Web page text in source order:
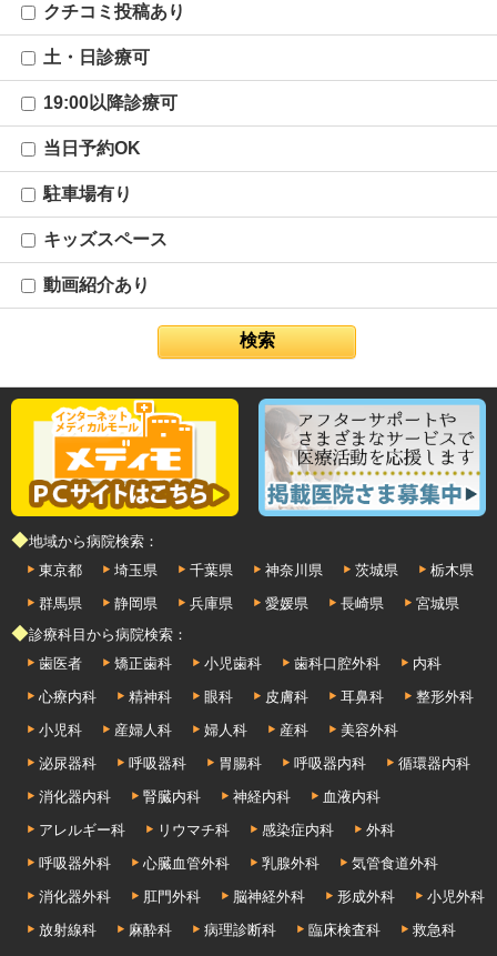
クチコミ投稿あり
土・日診療可
19:00以降診療可
当日予約OK
駐車場有り
キッズスペース
動画紹介あり
◆地域から病院検索：
東京都
埼玉県 千葉県 神奈川県 茨城県
栃木県
群馬県
静岡県 兵庫県 愛媛県 長崎県
宮城県
◆診療科目から病院検索：
歯医者
矯正歯科 小児歯科 歯科口腔外科
内科
心療内科
精神科 眼科 皮膚科 耳鼻科
整形外科
小児科
産婦人科 婦人科 産科
美容外科
泌尿器科
呼吸器科 胃腸科 呼吸器内科
循環器内科
消化器内科
腎臓内科 神経内科
血液内科
アレルギー科
リウマチ科 感染症内科
外科
呼吸器外科
心臓血管外科 乳腺外科
気管食道外科
消化器外科
肛門外科 脳神経外科 形成外科
小児外科
放射線科
麻酔科 病理診断科 臨床検査科
救急科